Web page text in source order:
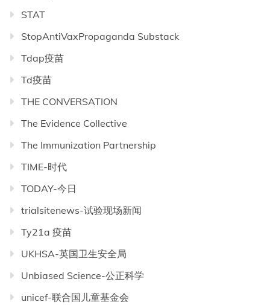
STAT
StopAntiVaxPropaganda Substack
Tdap疫苗
Td疫苗
THE CONVERSATION
The Evidence Collective
The Immunization Partnership
TIME-时代
TODAY-今日
trialsitenews-试验现场新闻
Ty21a 疫苗
UKHSA-英国卫生安全局
Unbiased Science-公正科学
unicef-联合国儿童基金会